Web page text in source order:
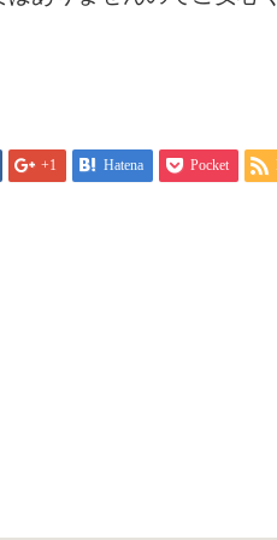
+1 Hatena Pocket